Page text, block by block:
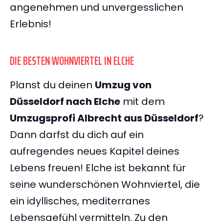
angenehmen und unvergesslichen
Erlebnis!
DIE BESTEN WOHNVIERTEL IN ELCHE
Planst du deinen Umzug von
Düsseldorf nach Elche mit dem
Umzugsprofi Albrecht aus Düsseldorf?
Dann darfst du dich auf ein
aufregendes neues Kapitel deines
Lebens freuen! Elche ist bekannt für
seine wunderschönen Wohnviertel, die
ein idyllisches, mediterranes
Lebensgefühl vermitteln. Zu den